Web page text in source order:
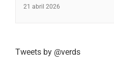
21 abril 2026
Tweets by @verds